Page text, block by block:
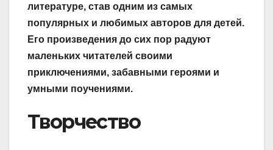
литературе, став одним из самых
популярных и любимых авторов для детей.
Его произведения до сих пор радуют
маленьких читателей своими
приключениями, забавными героями и
умными поучениями.
Творчество